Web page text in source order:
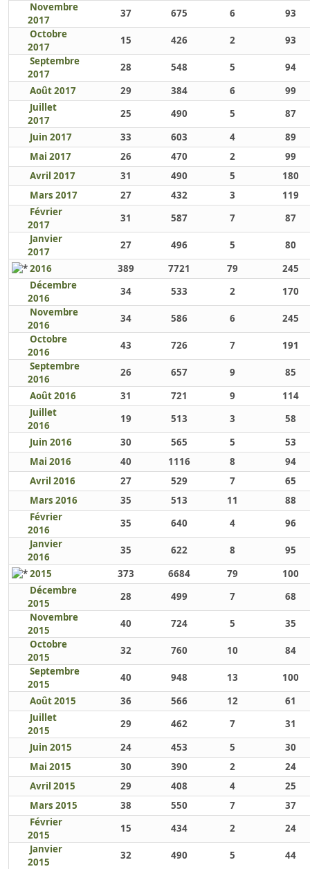
Novembre
2017
37 675 6
93
Octobre
2017
15 426 2
93
Septembre
2017
28 548 5
94
Août 2017
29 384 6
99
Juillet
2017
25 490 5
87
Juin 2017
33 603 4
89
Mai 2017
26 470 2
99
Avril 2017
31 490 5
180
Mars 2017
27 432 3
119
Février
2017
31 587 7
87
Janvier
2017
27 496 5
80
2016
389 7721 79
245
Décembre
2016
34 533 2
170
Novembre
2016
34 586 6
245
Octobre
2016
43 726 7
191
Septembre
2016
26 657 9
85
Août 2016
31 721 9
114
Juillet
2016
19 513 3
58
Juin 2016
30 565 5
53
Mai 2016
40 1116 8
94
Avril 2016
27 529 7
65
Mars 2016
35 513 11
88
Février
2016
35 640 4
96
Janvier
2016
35 622 8
95
2015
373 6684 79
100
Décembre
2015
28 499 7
68
Novembre
2015
40 724 5
35
Octobre
2015
32 760 10
84
Septembre
2015
40 948 13
100
Août 2015
36 566 12
61
Juillet
2015
29 462 7
31
Juin 2015
24 453 5
30
Mai 2015
30 390 2
24
Avril 2015
29 408 4
25
Mars 2015
38 550 7
37
Février
2015
15 434 2
24
Janvier
2015
32 490 5
44